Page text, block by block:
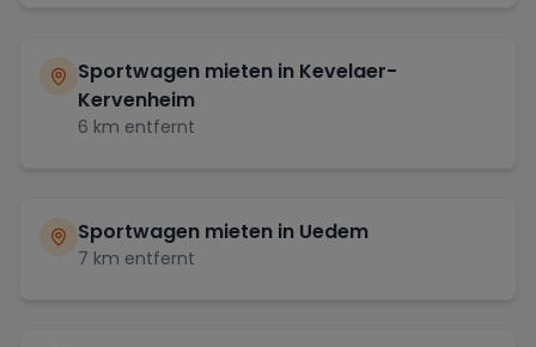
Sportwagen mieten in Kevelaer-
Kervenheim
6 km entfernt
Sportwagen mieten in Uedem
7 km entfernt